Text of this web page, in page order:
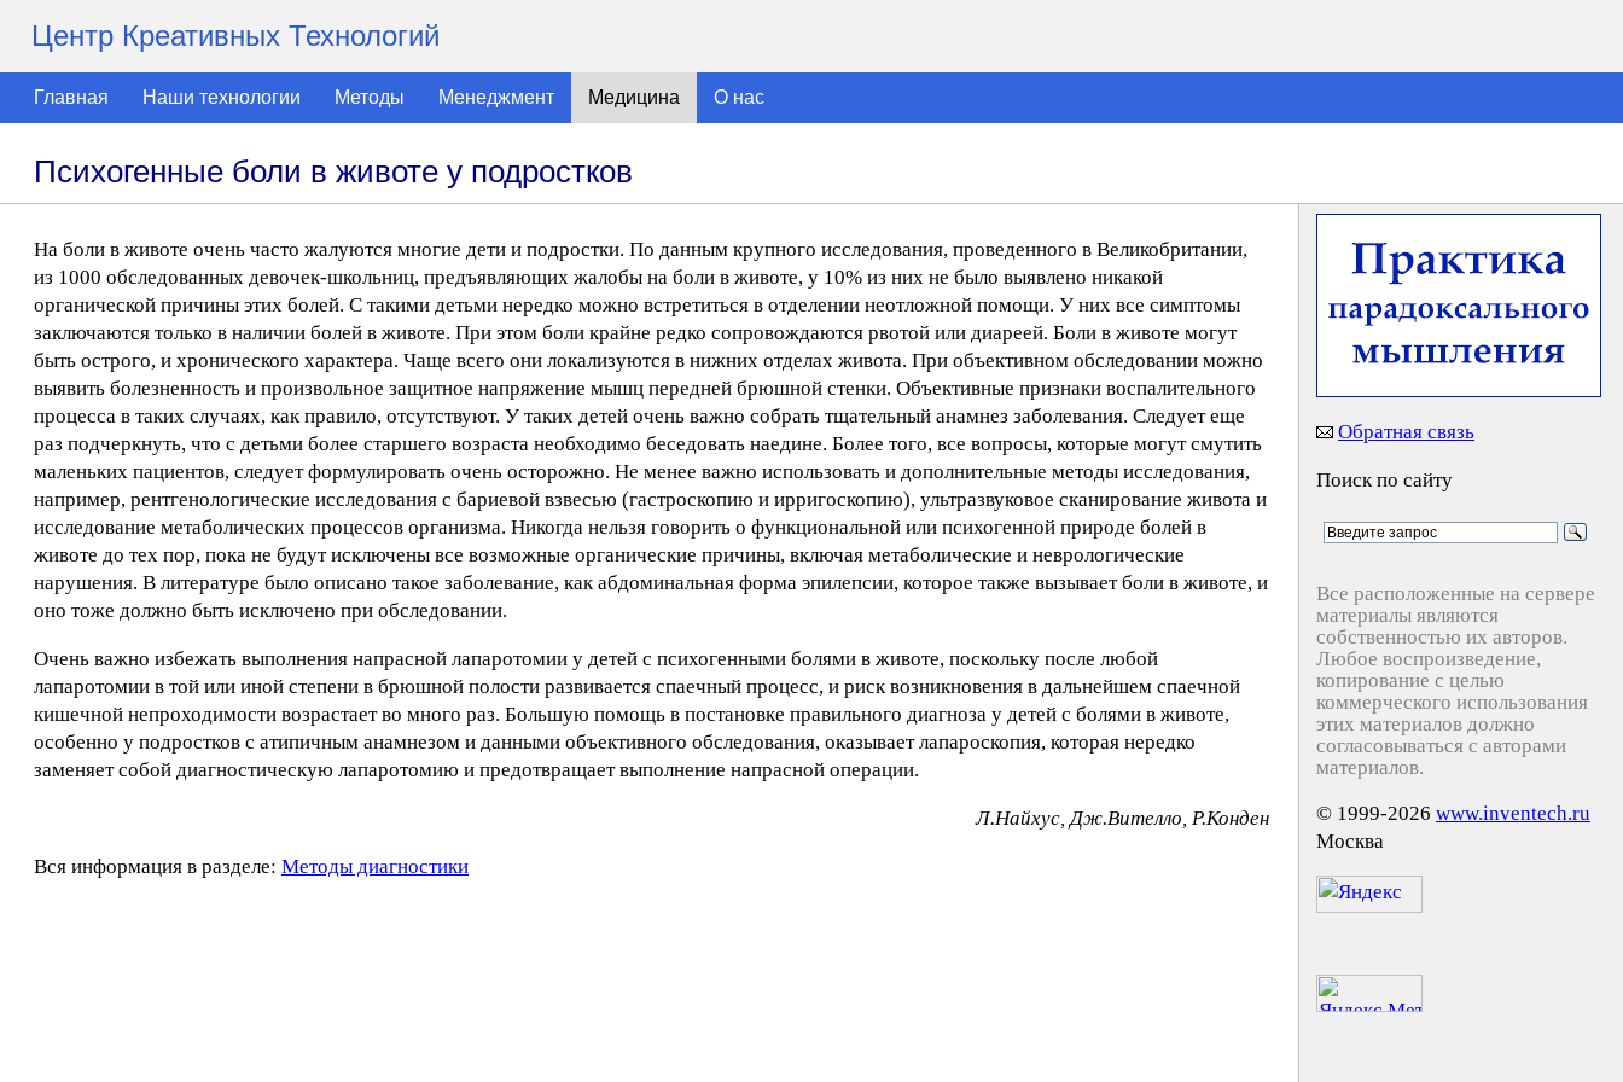
Центр Креативных Технологий
Главная Наши технологии Методы Менеджмент Медицина О нас
Психогенные боли в животе у подростков
На боли в животе очень часто жалуются многие дети и подростки. По данным крупного исследования, проведенного в Великобритании,
из 1000 обследованных девочек-школьниц, предъявляющих жалобы на боли в животе, у 10% из них не было выявлено никакой
органической причины этих болей. С такими детьми нередко можно встретиться в отделении неотложной помощи. У них все симптомы
заключаются только в наличии болей в животе. При этом боли крайне редко сопровождаются рвотой или диареей. Боли в животе могут
быть острого, и хронического характера. Чаще всего они локализуются в нижних отделах живота. При объективном обследовании можно
выявить болезненность и произвольное защитное напряжение мышц передней брюшной стенки. Объективные признаки воспалительного
процесса в таких случаях, как правило, отсутствуют. У таких детей очень важно собрать тщательный анамнез заболевания. Следует еще
раз подчеркнуть, что с детьми более старшего возраста необходимо беседовать наедине. Более того, все вопросы, которые могут смутить
маленьких пациентов, следует формулировать очень осторожно. Не менее важно использовать и дополнительные методы исследования,
например, рентгенологические исследования с бариевой взвесью (гастроскопию и ирригоскопию), ультразвуковое сканирование живота и
исследование метаболических процессов организма. Никогда нельзя говорить о функциональной или психогенной природе болей в
животе до тех пор, пока не будут исключены все возможные органические причины, включая метаболические и неврологические
нарушения. В литературе было описано такое заболевание, как абдоминальная форма эпилепсии, которое также вызывает боли в животе, и
оно тоже должно быть исключено при обследовании.
Очень важно избежать выполнения напрасной лапаротомии у детей с психогенными болями в животе, поскольку после любой
лапаротомии в той или иной степени в брюшной полости развивается спаечный процесс, и риск возникновения в дальнейшем спаечной
кишечной непроходимости возрастает во много раз. Большую помощь в постановке правильного диагноза у детей с болями в животе,
особенно у подростков с атипичным анамнезом и данными объективного обследования, оказывает лапароскопия, которая нередко
заменяет собой диагностическую лапаротомию и предотвращает выполнение напрасной операции.
Л.Найхус, Дж.Вителло, Р.Конден
Вся информация в разделе: Методы диагностики
Обратная связь
Поиск по сайту
Все расположенные на сервере
материалы являются
собственностью их авторов.
Любое воспроизведение,
копирование с целью
коммерческого использования
этих материалов должно
согласовываться с авторами
материалов.
© 1999-2026 www.inventech.ru
Москва